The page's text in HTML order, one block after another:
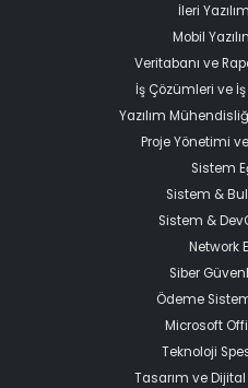
İleri
Mobil
Veritabanı ve
İş Çözümleri ve
Yazılım
Proje Yönetimi
Sistem
Sistem &
Sistem &
Network
Siber
Ödeme
Microsoft
Teknoloji
Tasarım ve